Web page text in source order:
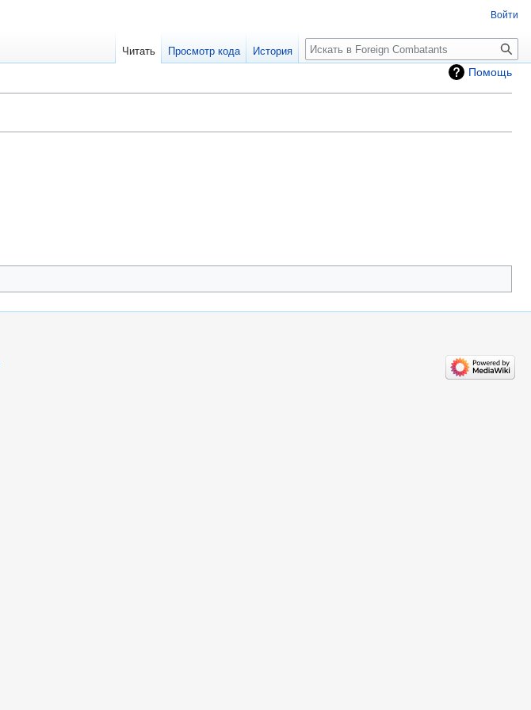
Помощь
Войти
Читать Просмотр кода История